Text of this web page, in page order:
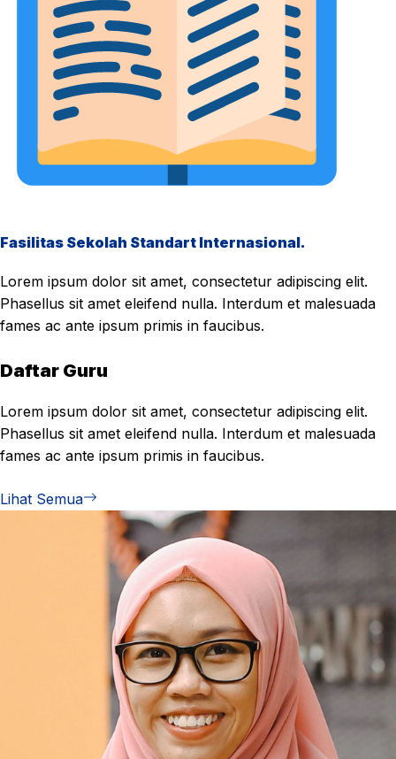
Fasilitas Sekolah Standart Internasional.
Lorem ipsum dolor sit amet, consectetur adipiscing elit.
Phasellus sit amet eleifend nulla. Interdum et malesuada
fames ac ante ipsum primis in faucibus.
Daftar Guru
Lorem ipsum dolor sit amet, consectetur adipiscing elit.
Phasellus sit amet eleifend nulla. Interdum et malesuada
fames ac ante ipsum primis in faucibus.
Lihat Semua